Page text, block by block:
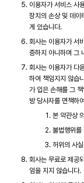
이용자가 서비스 사
장치의 손상 및 데이
게 있습니다.
회사는 이용자가 서
증하지 아니하며 그
회사는 이용자가 다
하여 책임지지 않습
가 입은 손해를 그
방 당사자를 면책하
본 약관상
불법행위를
허위의 사
회사는 무료로 제공
임을 지지 않습니다.